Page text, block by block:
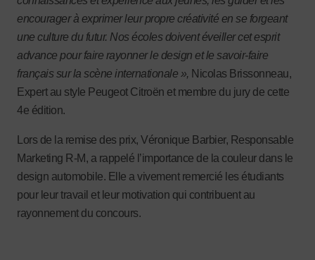
encourager à exprimer leur propre créativité en se forgeant
une culture du futur. Nos écoles doivent éveiller cet esprit
advance pour faire rayonner le design et le savoir-faire
français sur la scène internationale », Nicolas Brissonneau,
Expert au style Peugeot Citroën et membre du jury de cette
4e édition.
Lors de la remise des prix, Véronique Barbier, Responsable
Marketing R-M, a rappelé l’importance de la couleur dans le
design automobile. Elle a vivement remercié les étudiants
pour leur travail et leur motivation qui contribuent au
rayonnement du concours.